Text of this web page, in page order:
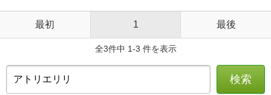
最初 1 最後
全3件中 1-3 件を表示
検索